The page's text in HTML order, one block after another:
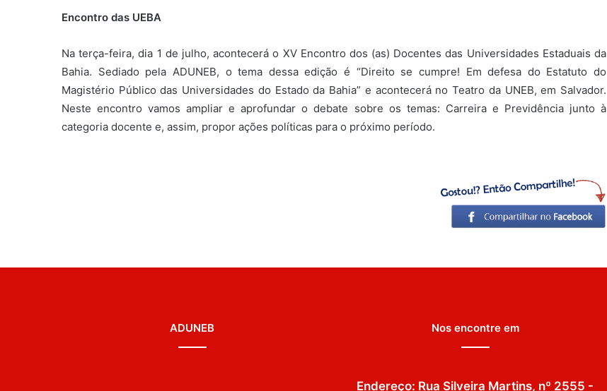
Encontro das UEBA
Na terça-feira, dia 1 de julho, acontecerá o XV Encontro dos (as) Docentes das Universidades Estaduais da
Bahia. Sediado pela ADUNEB, o tema dessa edição é “Direito se cumpre! Em defesa do Estatuto do
Magistério Público das Universidades do Estado da Bahia” e acontecerá no Teatro da UNEB, em Salvador.
Neste encontro vamos ampliar e aprofundar o debate sobre os temas: Carreira e Previdência junto à
categoria docente e, assim, propor ações políticas para o próximo período.
ADUNEB Nos encontre em
Endereço: Rua Silveira Martins, nº 2555 -